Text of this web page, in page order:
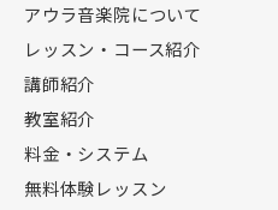
アウラ音楽院について
レッスン・コース紹介
講師紹介
教室紹介
料金・システム
無料体験レッスン